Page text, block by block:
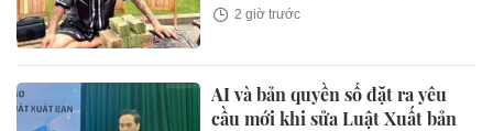
2 giờ trước
AI và bản quyền số đặt ra yêu
cầu mới khi sửa Luật Xuất bản